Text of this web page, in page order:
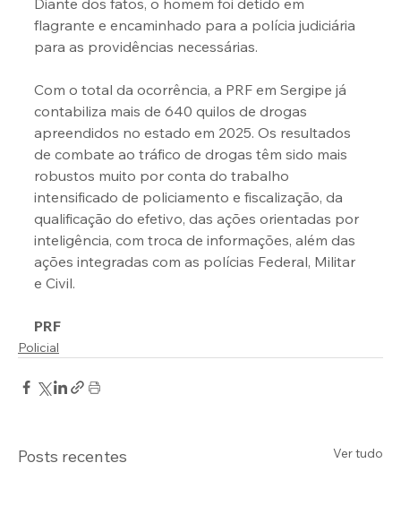
flagrante e encaminhado para a polícia judiciária
para as providências necessárias.
Com o total da ocorrência, a PRF em Sergipe já
contabiliza mais de 640 quilos de drogas
apreendidos no estado em 2025. Os resultados
de combate ao tráfico de drogas têm sido mais
robustos muito por conta do trabalho
intensificado de policiamento e fiscalização, da
qualificação do efetivo, das ações orientadas por
inteligência, com troca de informações, além das
ações integradas com as polícias Federal, Militar
e Civil.
PRF
Policial
Posts recentes Ver tudo